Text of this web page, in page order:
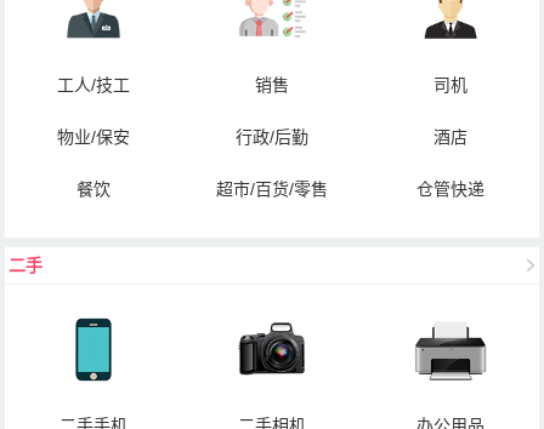
工人/技工 销售 司机
物业/保安 行政/后勤 酒店
餐饮 超市/百货/零售 仓管快递
二手